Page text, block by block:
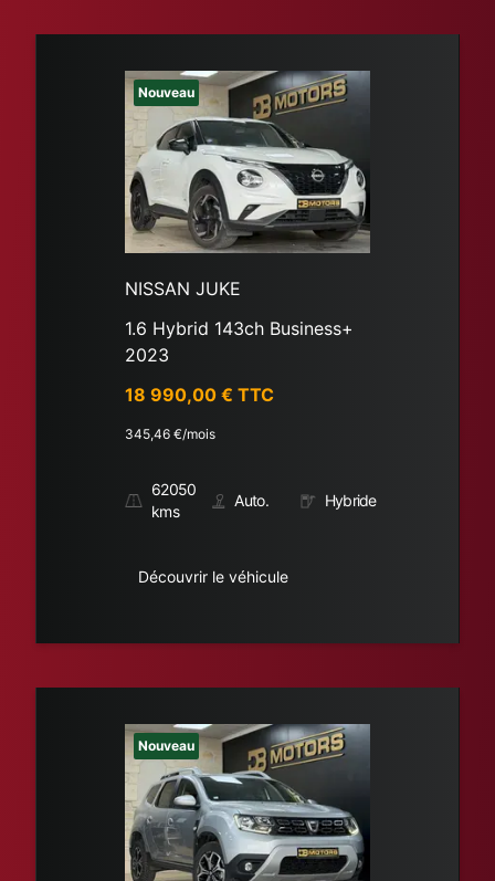
Nouveau
NISSAN JUKE
1.6 Hybrid 143ch Business+
2023
18 990,00 € TTC
345,46 €/mois
62050
kms
Auto. Hybride
Découvrir le véhicule
Nouveau